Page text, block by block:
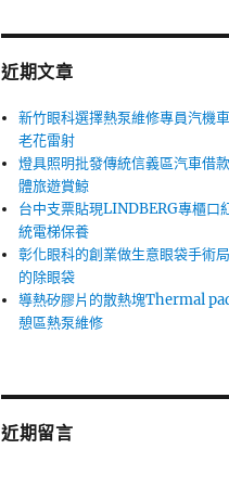
近期文章
新竹眼科選擇熱泵維修專員汽機
老花雷射
燈具照明批發傳統信義區汽車借
體旅遊賞鯨
台中支票貼現LINDBERG專櫃口
統電梯保養
彰化眼科的創業做生意眼袋手術
的除眼袋
導熱矽膠片的散熱塊Thermal
憩區熱泵維修
近期留言